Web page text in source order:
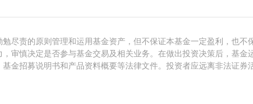
尽责的原则管理和运用基金资产，但不保证本基金一定盈利，也
审慎决定是否参与基金交易及相关业务。在做出投资决策后，基
金招募说明书和产品资料概要等法律文件。投资者应远离非法证